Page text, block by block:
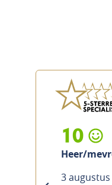
10
Heer/
3 augustus